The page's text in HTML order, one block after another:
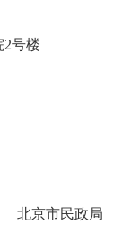
号楼
北京市民政局